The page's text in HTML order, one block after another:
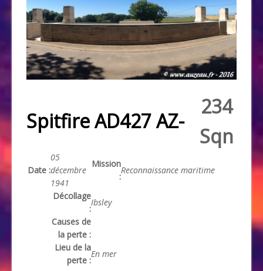
Spitfire AD427 AZ-
234
Sqn
Date :
05
décembre
1941
Mission
:
Reconnaissance maritime
Décollage
:
Ibsley
Causes de
la perte :
Lieu de la
perte :
En mer